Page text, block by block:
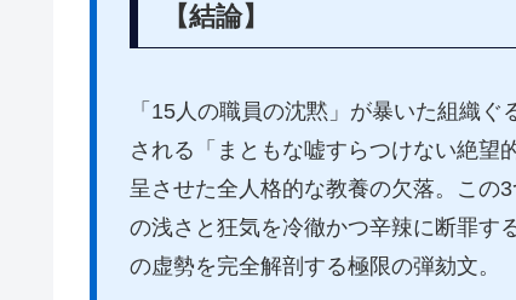
【結論】
「15人の職員の沈黙」が暴いた組織
される「まともな嘘すらつけない絶望
呈させた全人格的な教養の欠落。この
の浅さと狂気を冷徹かつ辛辣に断罪す
の虚勢を完全解剖する極限の弾劾文。